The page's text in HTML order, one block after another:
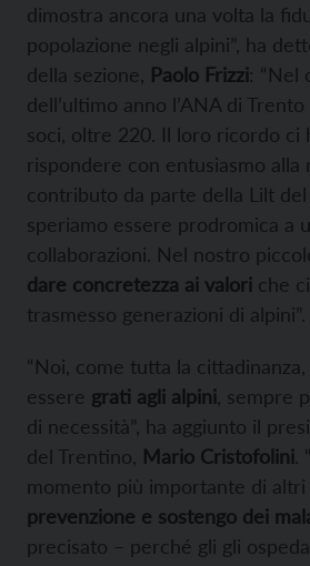
dimostra ancora una volta la
popolazione negli alpini”, ha
della sezione, Paolo Frizzi: “Nel
dell’ultimo anno l’ANA di
soci, oltre 220. Il loro ricordo ci
rispondere con entusiasmo alla
contributo da parte della Lilt
speriamo essere prodromica a
collaborazioni. Nel nostro
dare concretezza ai valori che
trasmesso generazioni di alpini”.
“Noi, come tutta la
essere grati agli alpini , sempre
di necessità”, ha aggiunto il
del Trentino, Mario Cristofolini.
momento più importante di altri
prevenzione e sostengo dei
precisato – perché gli gli